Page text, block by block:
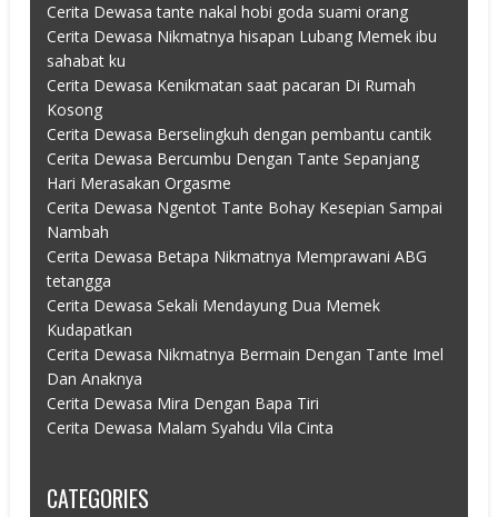
Cerita Dewasa tante nakal hobi goda suami orang
Cerita Dewasa Nikmatnya hisapan Lubang Memek ibu
sahabat ku
Cerita Dewasa Kenikmatan saat pacaran Di Rumah
Kosong
Cerita Dewasa Berselingkuh dengan pembantu cantik
Cerita Dewasa Bercumbu Dengan Tante Sepanjang
Hari Merasakan Orgasme
Cerita Dewasa Ngentot Tante Bohay Kesepian Sampai
Nambah
Cerita Dewasa Betapa Nikmatnya Memprawani ABG
tetangga
Cerita Dewasa Sekali Mendayung Dua Memek
Kudapatkan
Cerita Dewasa Nikmatnya Bermain Dengan Tante Imel
Dan Anaknya
Cerita Dewasa Mira Dengan Bapa Tiri
Cerita Dewasa Malam Syahdu Vila Cinta
CATEGORIES